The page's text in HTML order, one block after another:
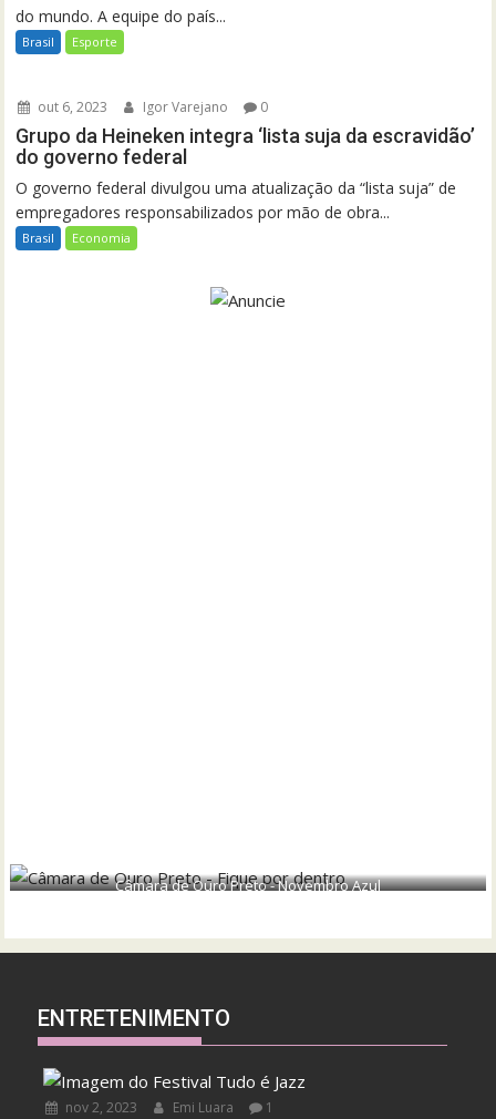
do mundo. A equipe do país...
Brasil Esporte
out 6, 2023 Igor Varejano 0
Grupo da Heineken integra ‘lista suja da escravidão’
do governo federal
O governo federal divulgou uma atualização da “lista suja” de
empregadores responsabilizados por mão de obra...
Brasil Economia
Câmara de Ouro Preto - Novembro Azul
ENTRETENIMENTO
nov 2, 2023 Emi Luara 1